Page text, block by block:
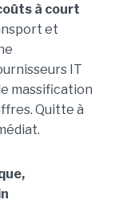
à court
et
IT
massification
Quitte à